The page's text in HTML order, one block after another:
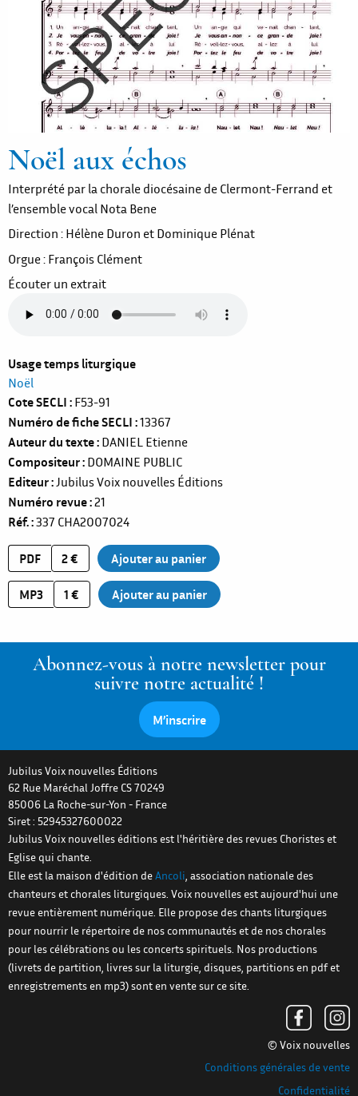
Noël aux échos
Interprété par la chorale diocésaine de Clermont-Ferrand et
l’ensemble vocal Nota Bene
Direction : Hélène Duron et Dominique Plénat
Orgue : François Clément
Écouter un extrait
Usage temps liturgique
Noël
Cote SECLI F53-91
Numéro de fiche SECLI 13367
Auteur du texte DANIEL Etienne
Compositeur DOMAINE PUBLIC
Editeur Jubilus Voix nouvelles Éditions
Numéro revue 21
Réf. 337 CHA2007024
PDF 2 €
MP3 1 €
Abonnez-vous à notre newsletter pour
suivre notre actualité !
M’inscrire
Jubilus Voix nouvelles Éditions
62 Rue Maréchal Joffre CS 70249
85006 La Roche-sur-Yon - France
Siret : 52945327600022
Jubilus Voix nouvelles éditions est l'héritière des revues Choristes et
Eglise qui chante.
Elle est la maison d'édition deAncoli, association nationale des
chanteurs et chorales liturgiques. Voix nouvelles est aujourd'hui une
revue entièrement numérique. Elle propose des chants liturgiques
pour nourrir le répertoire de nos communautés et de nos chorales
pour les célébrations ou les concerts spirituels. Nos productions
(livrets de partition, livres sur la liturgie, disques, partitions en pdf et
enregistrements en mp3) sont en vente sur ce site.
© Voix nouvelles
Conditions générales de vente
Confidentialité